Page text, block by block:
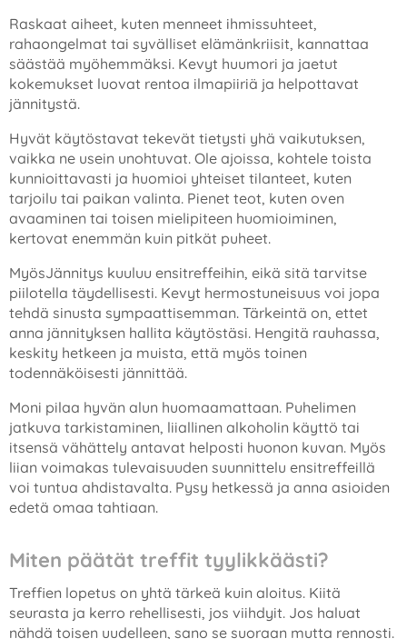
Raskaat aiheet, kuten menneet ihmissuhteet,
rahaongelmat tai syvälliset elämänkriisit, kannattaa
säästää myöhemmäksi. Kevyt huumori ja jaetut
kokemukset luovat rentoa ilmapiiriä ja helpottavat
jännitystä.
Hyvät käytöstavat tekevät tietysti yhä vaikutuksen,
vaikka ne usein unohtuvat. Ole ajoissa, kohtele toista
kunnioittavasti ja huomioi yhteiset tilanteet, kuten
tarjoilu tai paikan valinta. Pienet teot, kuten oven
avaaminen tai toisen mielipiteen huomioiminen,
kertovat enemmän kuin pitkät puheet.
MyösJännitys kuuluu ensitreffeihin, eikä sitä tarvitse
piilotella täydellisesti. Kevyt hermostuneisuus voi jopa
tehdä sinusta sympaattisemman. Tärkeintä on, ettet
anna jännityksen hallita käytöstäsi. Hengitä rauhassa,
keskity hetkeen ja muista, että myös toinen
todennäköisesti jännittää.
Moni pilaa hyvän alun huomaamattaan. Puhelimen
jatkuva tarkistaminen, liiallinen alkoholin käyttö tai
itsensä vähättely antavat helposti huonon kuvan. Myös
liian voimakas tulevaisuuden suunnittelu ensitreffeillä
voi tuntua ahdistavalta. Pysy hetkessä ja anna asioiden
edetä omaa tahtiaan.
Miten päätät treffit tyylikkäästi?
Treffien lopetus on yhtä tärkeä kuin aloitus. Kiitä
seurasta ja kerro rehellisesti, jos viihdyit. Jos haluat
nähdä toisen uudelleen, sano se suoraan mutta rennosti.